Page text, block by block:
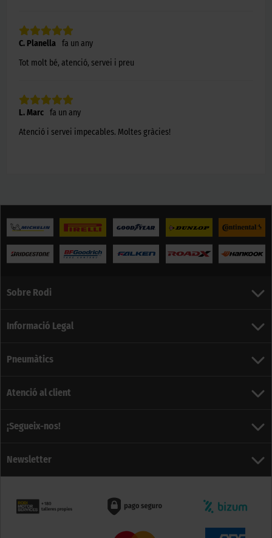
C. Planella fa un any
Tot molt bé, atenció, servei i preu
L. Marc fa un any
Atenció i servei impecables. Moltes gràcies!
Sobre Rodi
Informació Legal
Pneumàtics
Atenció al client
¡Segueix-nos!
Newsletter